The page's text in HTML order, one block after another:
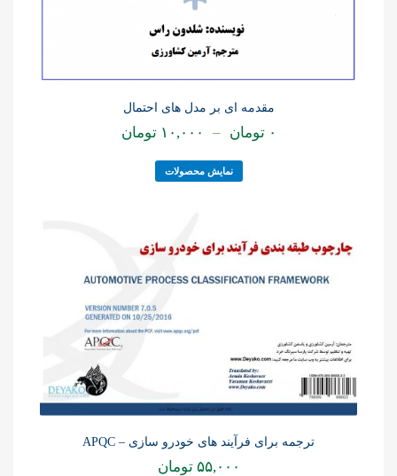
مقدمه ای بر مدل های احتمال
۰ تومان – ۱۰,۰۰۰ تومان
نمایش محصولات
ترجمه برای فرآیند های خودرو سازی – APQC
۵۵,۰۰۰ تومان